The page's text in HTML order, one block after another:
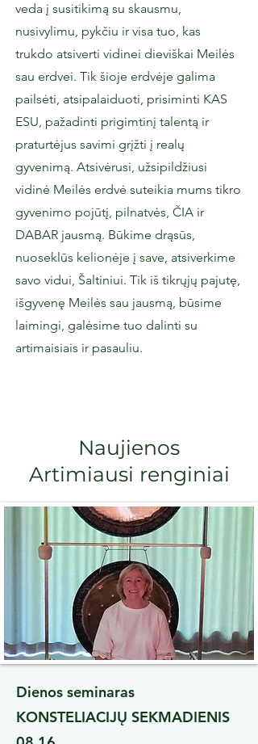
veda į susitikimą su skausmu,
nusivylimu, pykčiu ir visa tuo, kas
trukdo atsiverti vidinei dieviškai Meilės
sau erdvei. Tik šioje erdvėje galima
pailsėti, atsipalaiduoti, prisiminti KAS
ESU, pažadinti prigimtinį talentą ir
praturtėjus savimi grįžti į realų
gyvenimą. Atsivėrusi, užsipildžiusi
vidinė Meilės erdvė suteikia mums tikro
gyvenimo pojūtį, pilnatvės, ČIA ir
DABAR jausmą. Būkime drąsūs,
nuoseklūs kelionėje į save, atsiverkime
savo vidui, Šaltiniui. Tik iš tikrųjų pajutę,
išgyvenę Meilės sau jausmą, būsime
laimingi, galėsime tuo dalinti su
artimaisiais ir pasauliu.
Naujienos
Artimiausi renginiai
Dienos seminaras
KONSTELIACIJŲ SEKMADIENIS